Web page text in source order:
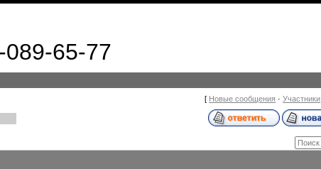
65-77
[ Новые сообщения ·Участники